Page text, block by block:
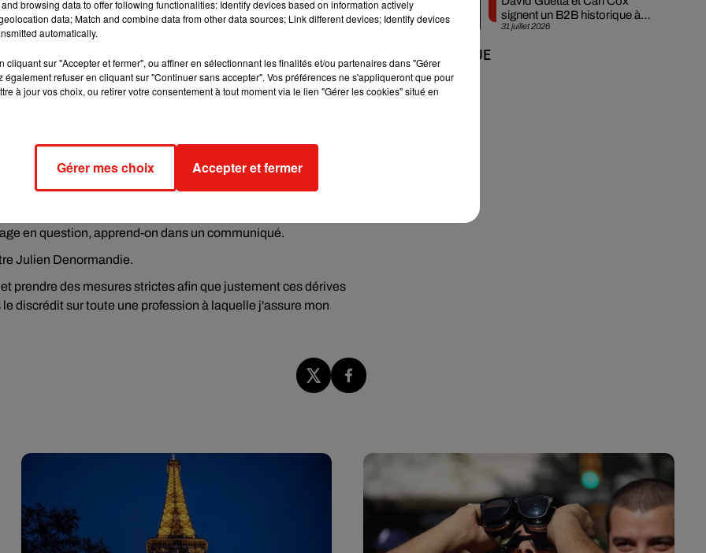
l'association.
doit "fermer de toute urgence", selon l'association qui dit
à l'encontre des responsables.
tribunal de Pau pour "cruauté envers animaux", "abandon", et
le Saison, un proche cours d'eau, à cause des déjections
les atteintes à l'environnement et à la santé publique
a demandé à la préfecture des Pyrénées-Atlantiques de
on dans un communiqué ; une "mise en demeure",
en question, apprend-on dans un communiqué.
Julien Denormandie.
prendre des mesures strictes afin que justement ces dérives
discrédit sur toute une profession à laquelle j'assure mon
31 juillet 2026
signent un B2B historique à
Ibiza
+ DE MUSIQUE
browsing data to offer following functionalities: Identify devices based on information actively
data; Match and combine data from other data sources; Link different devices; Identify devices
automatically.
cliquant sur "Accepter et fermer", ou affiner en sélectionnant les finalités et/ou partenaires dans "Gérer
également refuser en cliquant sur "Continuer sans accepter". Vos préférences ne s'appliqueront que pour
à jour vos choix, ou retirer votre consentement à tout moment via le lien "Gérer les cookies" situé en
Gérer mes choix Accepter et fermer